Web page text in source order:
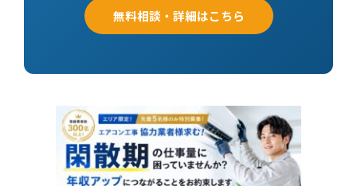
無料相談・詳細はこちら